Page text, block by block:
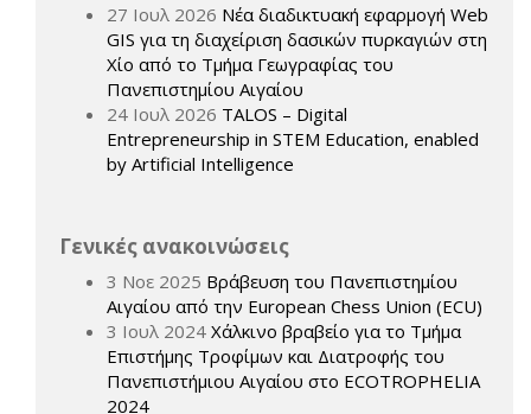
27 Ιουλ 2026 Νέα διαδικτυακή εφαρμογή Web
GIS για τη διαχείριση δασικών πυρκαγιών στη
Χίο από το Τμήμα Γεωγραφίας του
Πανεπιστημίου Αιγαίου
24 Ιουλ 2026 TALOS – Digital
Entrepreneurship in STEM Education, enabled
by Artificial Intelligence
Γενικές ανακοινώσεις
3 Νοε 2025 Βράβευση του Πανεπιστημίου
Αιγαίου από την European Chess Union (ECU)
3 Ιουλ 2024 Χάλκινο βραβείο για το Τμήμα
Επιστήμης Τροφίμων και Διατροφής του
Πανεπιστήμιου Αιγαίου στο ECOTROPHELIA
2024